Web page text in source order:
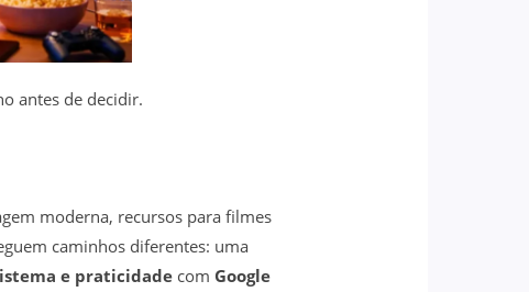
antes de decidir.
moderna, recursos para filmes
caminhos diferentes: uma
e praticidade com Google